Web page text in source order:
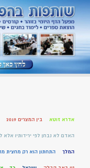
אדרא זוטא בין המצרים 2019
האדם לא נבחן לפי ירידותיו אלא
המלך התחתון הוא רק מחצית